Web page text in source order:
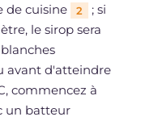
de cuisine
2
; si
le sirop sera
avant d'atteindre
commencez à
un batteur